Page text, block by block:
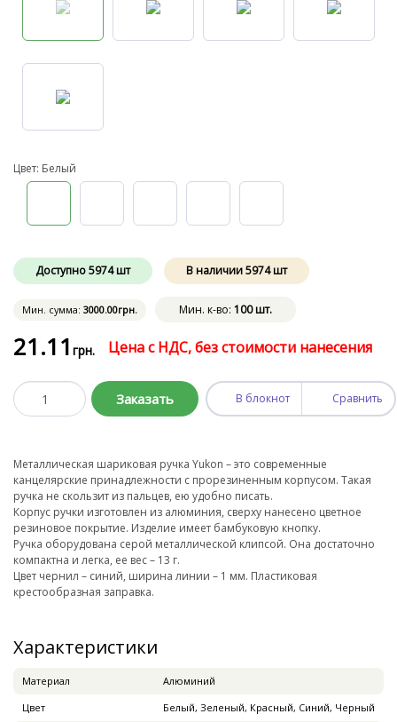
Цвет: Белый
Доступно5974 шт В наличии5974шт
Мин. сумма: 3000.00грн. Мин. к-во: 100 шт.
21.11 грн. Цена с НДС, без стоимости нанесения
Заказать В блокнот Сравнить
Металлическая шариковая ручка Yukon – это современные
канцелярские принадлежности с прорезиненным корпусом. Такая
ручка не скользит из пальцев, ею удобно писать.
Корпус ручки изготовлен из алюминия, сверху нанесено цветное
резиновое покрытие. Изделие имеет бамбуковую кнопку.
Ручка оборудована серой металлической клипсой. Она достаточно
компактна и легка, ее вес – 13 г.
Цвет чернил – синий, ширина линии – 1 мм. Пластиковая
крестообразная заправка.
Характеристики
Материал
Алюминий
Цвет
Белый, Зеленый, Красный, Синий, Черный